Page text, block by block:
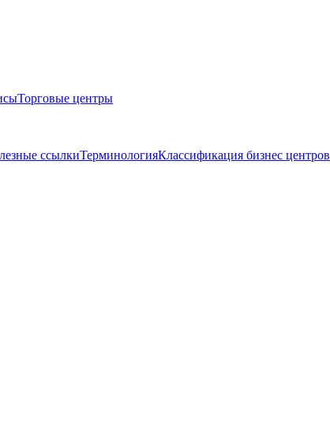
Торговые центры
ссылкиТерминологияКлассификация бизнес центров